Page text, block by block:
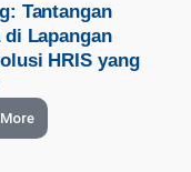
Tantangan
di Lapangan
HRIS yang